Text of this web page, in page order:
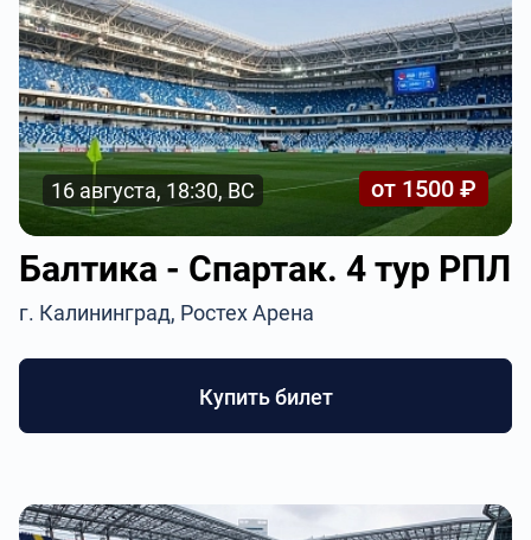
16 августа, 18:30, ВС от 1500 ₽
Балтика - Спартак. 4 тур РПЛ
г. Калининград, Ростех Арена
Купить билет